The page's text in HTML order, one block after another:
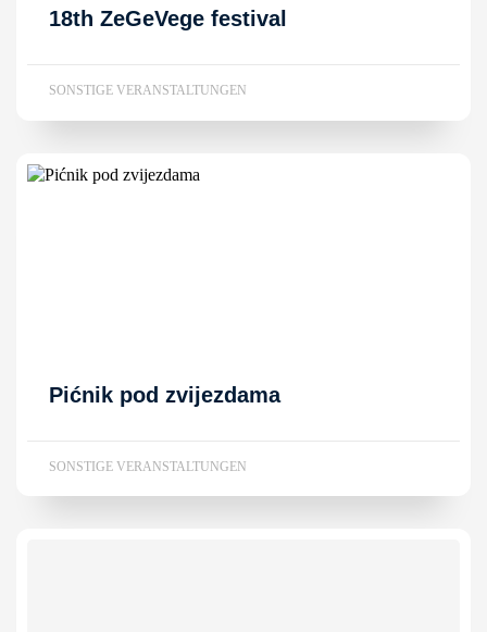
18th ZeGeVege festival
SONSTIGE VERANSTALTUNGEN
Pićnik pod zvijezdama
SONSTIGE VERANSTALTUNGEN